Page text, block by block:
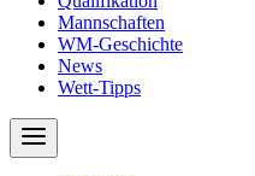
Mannschaften
WM-Geschichte
News
Wett-Tipps